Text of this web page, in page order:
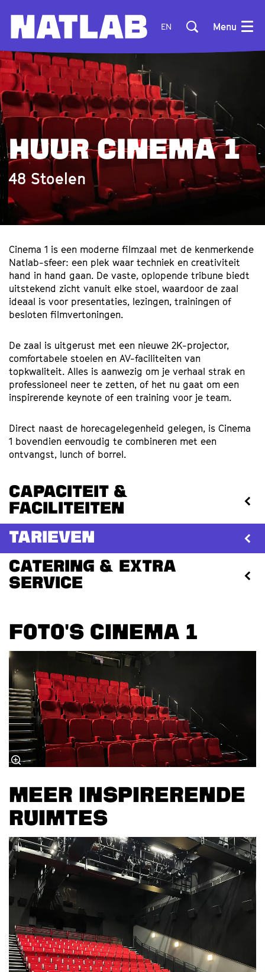
EN Menu
HUUR CINEMA 1
48 Stoelen
Cinema 1 is een moderne filmzaal met de kenmerkende
Natlab-sfeer: een plek waar techniek en creativiteit
hand in hand gaan. De vaste, oplopende tribune biedt
uitstekend zicht vanuit elke stoel, waardoor de zaal
ideaal is voor presentaties, lezingen, trainingen of
besloten filmvertoningen.
De zaal is uitgerust met een nieuwe 2K-projector,
comfortabele stoelen en AV-faciliteiten van
topkwaliteit. Alles is aanwezig om je verhaal strak en
professioneel neer te zetten, of het nu gaat om een
inspirerende keynote of een training voor je team.
Direct naast de horecagelegenheid gelegen, is Cinema
1 bovendien eenvoudig te combineren met een
ontvangst, lunch of borrel.
Capaciteit &
Faciliteiten
Tarieven
Catering & extra
service
FOTO'S CINEMA 1
MEER INSPIRERENDE
RUIMTES